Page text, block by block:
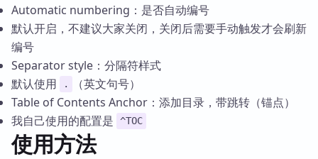
Automatic numbering：是否自动编号
默认开启，不建议大家关闭，关闭后需要手动触发才会刷新
编号
Separator style：分隔符样式
默认使用
.
（英文句号）
Table of Contents Anchor：添加目录，带跳转（锚点）
我自己使用的配置是
^TOC
使用方法